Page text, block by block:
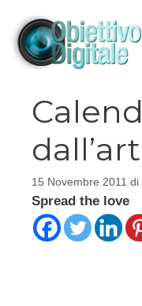
contenuto
15 Novembre 2011 di
Spread the love